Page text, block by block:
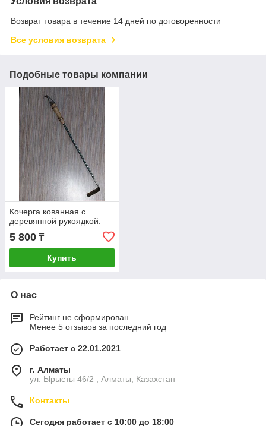
Возврат товара в течение 14 дней по договоренности
Все условия возврата
Подобные товары компании
Кочерга кованная с
деревянной рукоядкой.
5 800 ₸
Купить
О нас
Рейтинг не сформирован
Менее 5 отзывов за последний год
Работает с 22.01.2021
г. Алматы
ул. Ырысты 46/2 , Алматы, Казахстан
Контакты
Сегодня работает с 10:00 до 18:00